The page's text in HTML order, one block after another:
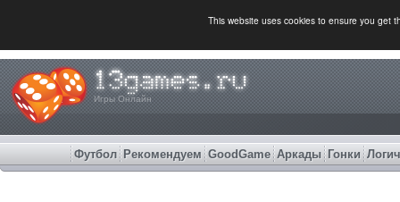
This website uses cookies to ensure you get
Игры Онлайн
Футбол Рекомендуем GoodGame Аркады Гонки